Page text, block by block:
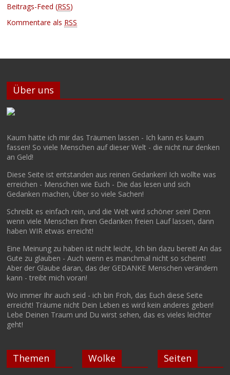
Beitrags-Feed (RSS)
Kommentare als RSS
Über uns
Kaum hätte ich mir das Träumen lassen - Ich kann es kaum
fassen! So viele Menschen auf dieser Welt - die nicht nur denken
an Geld!
Diese Seite ist entstanden aus reinen Gedanken! Ich wollte was
erreichen - Menschen wie Euch - Die das lesen und sich
Gedanken machen, Über so viele Sachen!
Schreibt es einfach rein, und die Welt wird schöner sein! Denn
wenn viele Menschen Ihren Gedanken freien Lauf lassen, dann
haben WIR etwas erreicht!
Eine Meinung zu haben ist nicht leicht, Ich bin dazu bereit! An das
Gute zu glauben - Auch wenn es manchmal nicht so scheint!
Aber der Glaube daran, das der GEDANKE Menschen verändern
kann - treibt mich voran!
Wo immer Ihr auch seid - ich bin Froh, das Euch diese Seite
erreicht! Träume nicht Dein Leben es wird kein anderes geben!
Lebe Deinen Traum und Du wirst sehen, das es vieles leichter
geht!
Themen Wolke Seiten